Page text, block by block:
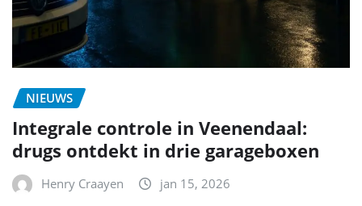
NIEUWS
Integrale controle in Veenendaal:
drugs ontdekt in drie garageboxen
Henry Craayen jan 15, 2026